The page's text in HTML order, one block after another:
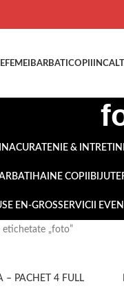
FEMEI BARBATI COPII
CURATENIE &
HAINE COPII
EN-GROSSERVICII
etichetate „foto”
– PACHET 4 FULL